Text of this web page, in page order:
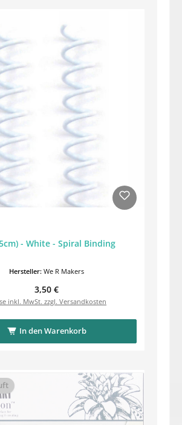
- White - Spiral Binding
Hersteller: We R Makers
Regulärer Preis:
3,50 €
inkl. MwSt. zzgl. Versandkosten
In den Warenkorb